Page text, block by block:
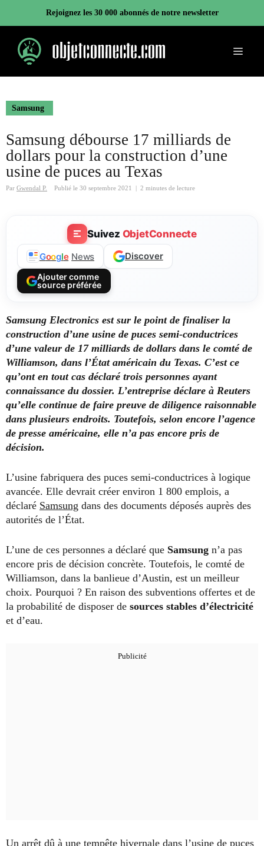
contenu
Rejoignez les 30 000 abonnés de notre newsletter
Menu
Samsung
Samsung débourse 17 milliards de
dollars pour la construction d’une
usine de puces au Texas
Par Gwendal P. Publié le 30 septembre 2021 2 minutes de lecture
Suivez ObjetConnecte
Google News Discover
Ajouter comme
source préférée
Samsung Electronics est sur le point de finaliser la
construction d’une usine de puces semi-conductrices
d’une valeur de 17 milliards de dollars dans le comté de
Williamson, dans l’État américain du Texas. C’est ce
qu’ont en tout cas déclaré trois personnes ayant
connaissance du dossier. L’entreprise déclare à Reuters
qu’elle continue de faire preuve de diligence raisonnable
dans plusieurs endroits. Toutefois, selon encore l’agence
de presse américaine, elle n’a pas encore pris de
décision.
L’usine fabriquera des puces semi-conductrices à logique
avancée. Elle devrait créer environ 1 800 emplois, a
déclaré Samsung dans des documents déposés auprès des
autorités de l’État.
L’une de ces personnes a déclaré que Samsung n’a pas
encore pris de décision concrète. Toutefois, le comté de
Williamson, dans la banlieue d’Austin, est un meilleur
choix. Pourquoi ? En raison des subventions offertes et de
la probabilité de disposer de sources stables d’électricité
et d’eau.
Un arrêt dû à une tempête hivernale dans l’usine de puces